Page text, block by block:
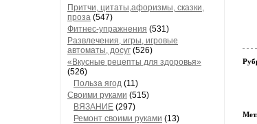
Притчи, цитаты,афоризмы, сказки,
проза (547)
Фитнес-упражнения (531)
Развлечения, игры, игровые
автоматы, досуг (526)
«Вкусные рецепты для здоровья»
(526)
Польза ягод (11)
Своими руками (515)
ВЯЗАНИЕ (297)
Ремонт своими руками (13)